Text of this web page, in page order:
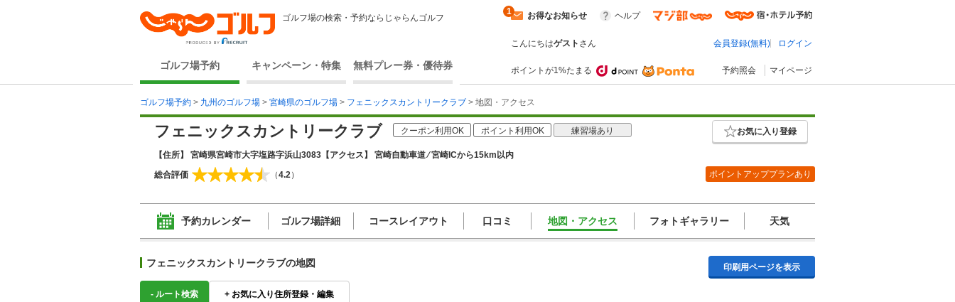
ゴルフ場の検索・予約ならじゃらんゴルフ
ゴルフ場予約 キャンペーン・特集 無料プレー券・優待券
お得なお知らせ
1 ヘルプ
こんにちはゲスト さん 会員登録(無料) ログイン
ポイントが1%たまる 予約照会 マイページ
ゴルフ場予約 > 九州のゴルフ場 > 宮崎県のゴルフ場 > フェニックスカントリークラブ > 地図・アクセス
フェニックスカントリークラブ クーポン利用OK ポイント利用OK 練習場あり お気に入り登録
【住所】 宮崎県宮崎市大字塩路字浜山3083 【アクセス】 宮崎自動車道 ⁄ 宮崎ICから15km以内
総合評価
（4.2） ポイントアッププランあり
予約カレンダー ゴルフ場詳細 コースレイアウト 口コミ 地図・アクセス フォトギャラリー 天気
フェニックスカントリークラブの地図 印刷用ページを表示
- ルート検索 + お気に入り住所登録・編集